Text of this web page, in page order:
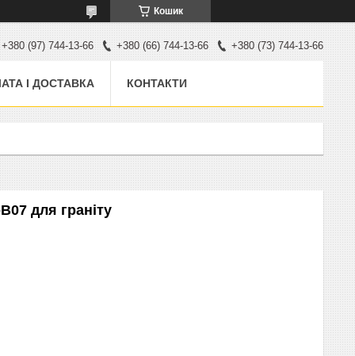
Кошик
+380 (97) 744-13-66 +380 (66) 744-13-66 +380 (73) 744-13-66
І ДОСТАВКА КОНТАКТИ
для граніту